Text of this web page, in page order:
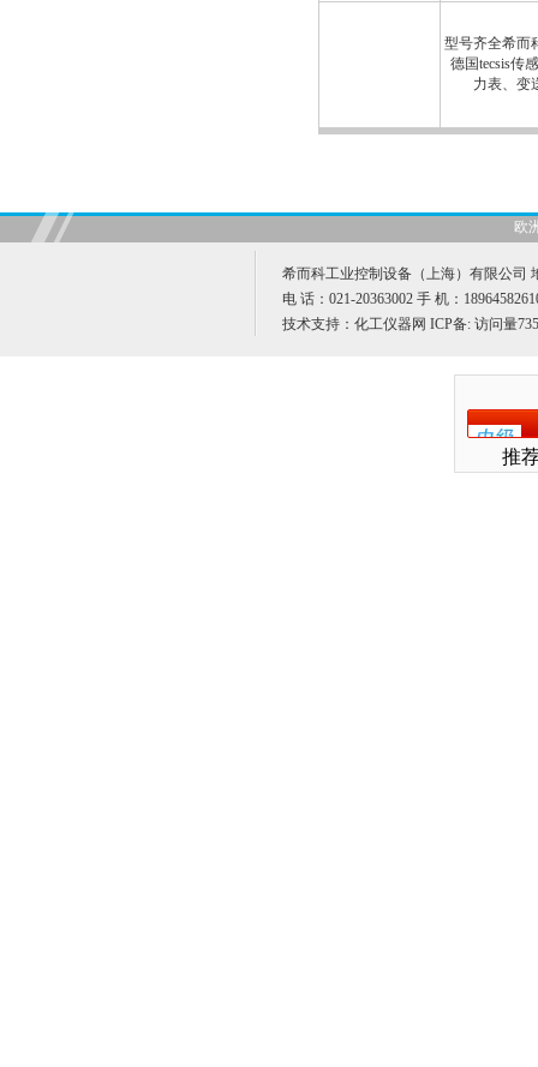
型号齐全希而
德国tecsis传
力表、变
欧
希而科工业控制设备（上海）有限公司
电 话：021-20363002 手 机：
技术支持： 化工仪器网 ICP备: 访问量
推